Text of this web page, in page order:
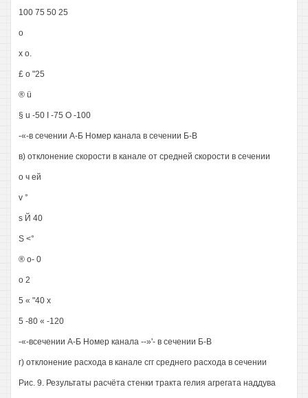
100 75 50 25
о
х о.
£ о "25
® ü
§ u -50 I -75 О -100
-«-в сечении А-Б Номер канала в сечении Б-В
в) отклонение скорости в канале от средней скорости в сечении
о ч ей
v °
s Й 40
S <°
® о- 0
о 2
5 « "40 х
5 -80 « -120
-«-всечении А-Б Номер канала --»'- в сечении Б-В
г) отклонение расхода в канале сгг среднего расхода в сечении
Рис. 9. Результаты расчёта стенки тракта гелия агрегата наддува